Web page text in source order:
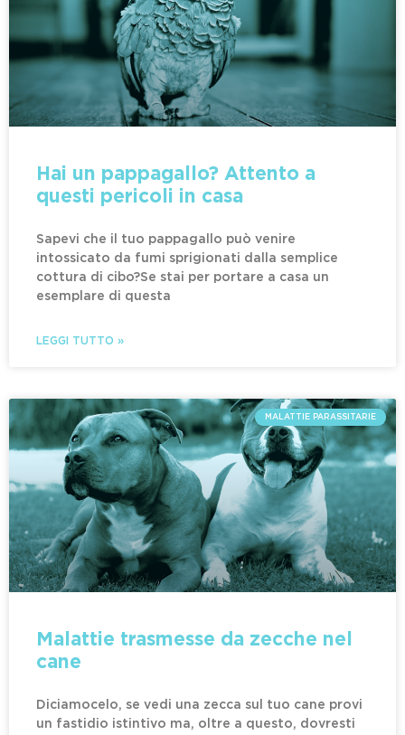
Hai un pappagallo? Attento a
questi pericoli in casa
Sapevi che il tuo pappagallo può venire
intossicato da fumi sprigionati dalla semplice
cottura di cibo?Se stai per portare a casa un
esemplare di questa
LEGGI TUTTO »
MALATTIE PARASSITARIE
Malattie trasmesse da zecche nel
cane
Diciamocelo, se vedi una zecca sul tuo cane provi
un fastidio istintivo ma, oltre a questo, dovresti